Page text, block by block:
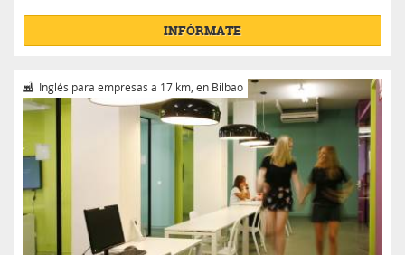
INFÓRMATE
Inglés para empresas a 17 km, en Bilbao